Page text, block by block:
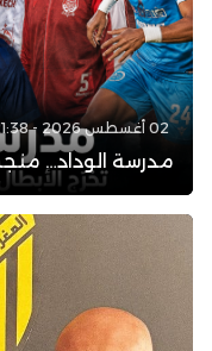
02 أغسطس 2026 - 21:38
مدرسة الوداد…